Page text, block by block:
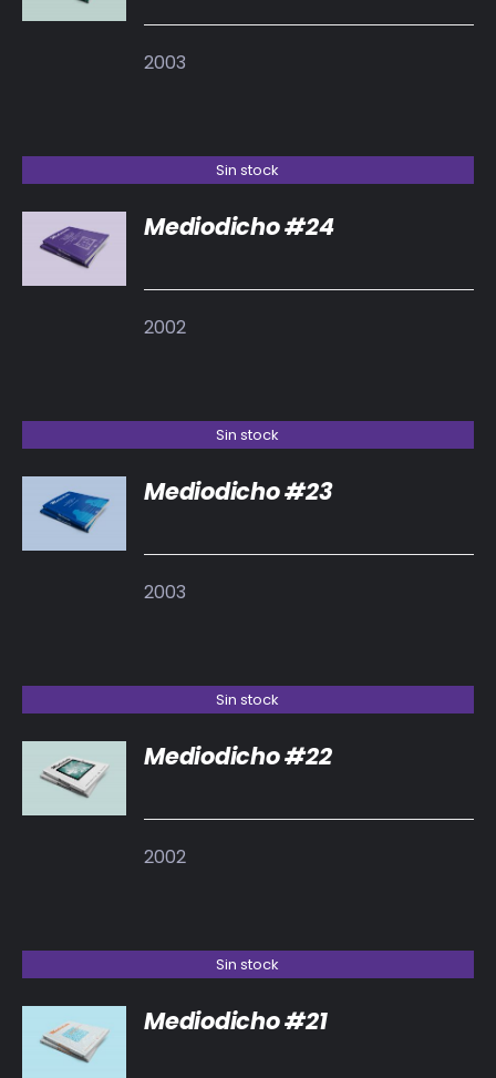
2003
Sin stock
DETALLES
Mediodicho #24
2002
Sin stock
DETALLES
Mediodicho #23
2003
Sin stock
DETALLES
Mediodicho #22
2002
Sin stock
DETALLES
Mediodicho #21